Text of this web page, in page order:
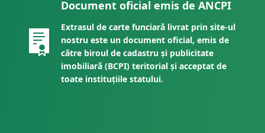
Document oficial emis de ANCPI
Extrasul de carte funciară livrat prin site-ul
nostru este un document oficial, emis de
către biroul de cadastru și publicitate
imobiliară (BCPI) teritorial și acceptat de
toate instituțiile statului.